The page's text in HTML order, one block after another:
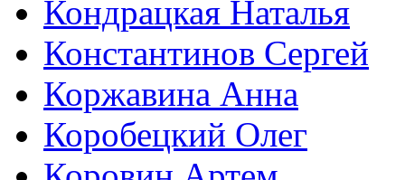
Кондрацкая Наталья
Константинов Сергей
Коржавина Анна
Коробецкий Олег